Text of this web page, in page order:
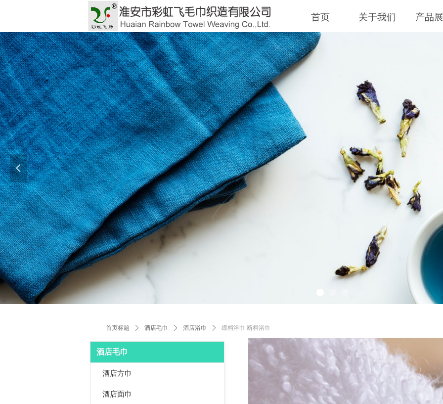
首页 关于我们 产品
彩虹飞毛巾 让每一天始于温柔
Let every day begin with gentleness
GOOD TOWEL, GOOD
好毛巾，好生活
넳
首页标题 ꄲ 酒店毛巾 ꄲ 酒店浴巾 ꄲ 缎档浴巾 断档浴巾
酒店毛巾
酒店方巾
酒店面巾